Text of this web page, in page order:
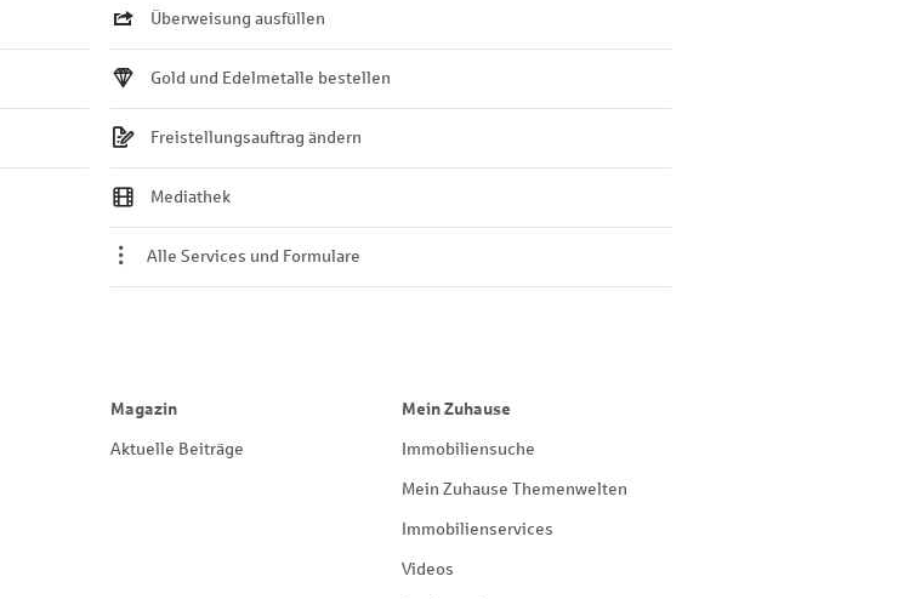
Überweisung ausfüllen
Gold und Edelmetalle bestellen
Freistellungsauftrag ändern
Mediathek
Alle Services und Formulare
Magazin
Aktuelle Beiträge
Mein Zuhause
Immobiliensuche
Mein Zuhause Themenwelten
Immobilienservices
Videos